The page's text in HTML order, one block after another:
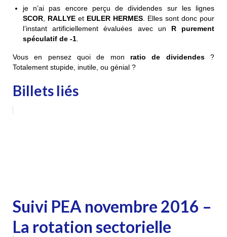
je n’ai pas encore perçu de dividendes sur les lignes
SCOR
RALLYE et EULER HERMES . Elles sont donc pour
l’instant artificiellement évaluées avec un R purement
spéculatif de -1
Vous en pensez quoi de mon ratio de dividendes?
Totalement stupide, inutile, ou génial ?
Billets liés
Suivi PEA novembre 2016 –
La rotation sectorielle